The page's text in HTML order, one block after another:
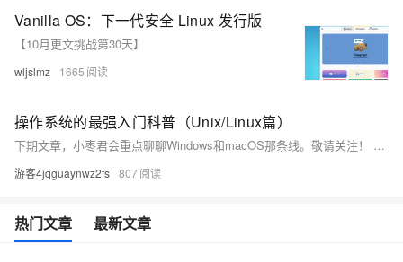
Vanilla OS：下一代安全 Linux 发行版
【10月更文挑战第30天】
wljslmz 1665
操作系统的最强入门科普（Unix/Linux篇）
下期文章，小枣君会重点聊聊Windows和macOS那条线。敬请关注！ 如果大家觉得文章不错，还请帮忙多多转发！谢谢！
游客4jqguaynwz2fs 807
热门文章 最新文章